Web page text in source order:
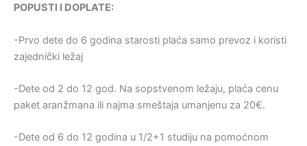
POPUSTI I DOPLATE:
-Prvo dete do 6 godina starosti plaća samo prevoz i koristi
zajednički ležaj
-Dete od 2 do 12 god. Na sopstvenom ležaju, plaća cenu
paket aranžmana ili najma smeštaja umanjenu za 20€.
-Dete od 6 do 12 godina u 1/2+1 studiju na pomoćnom